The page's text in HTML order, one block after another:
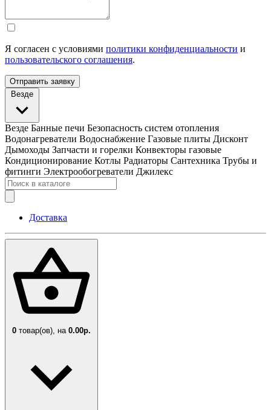
Я согласен с условиями политики конфиденциальности и
пользовательского соглашения.
Отправить заявку
Везде
Везде Банные печи Безопасность систем отопления
Водонагреватели Водоснабжение Газовые плиты Дисконт
Дымоходы Запчасти и горелки Конвекторы газовые
Кондиционирование Котлы Радиаторы Сантехника Трубы и
фитинги Электрообогреватели Джилекс
Доставка
0 товар(ов), на 0.00р.